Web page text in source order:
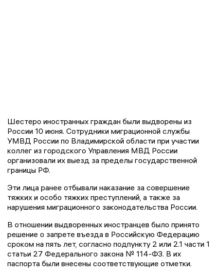
Шестеро иностранных граждан были выдворены из
России 10 июня. Сотрудники миграционной службы
УМВД России по Владимирской области при участии
коллег из городского Управления МВД России
организовали их выезд за пределы государственной
границы РФ.
Эти лица ранее отбывали наказание за совершение
тяжких и особо тяжких преступлений, а также за
нарушения миграционного законодательства России.
В отношении выдворенных иностранцев было принято
решение о запрете въезда в Российскую Федерацию
сроком на пять лет, согласно подпункту 2 или 2.1 части 1
статьи 27 Федерального закона № 114-ФЗ. В их
паспорта были внесены соответствующие отметки.